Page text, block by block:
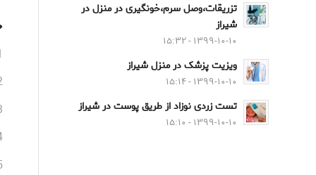
1-قبل از شروع
2-نوزاد را لخت کرده و چشم ها را با
3-دمای
4-اگر
5-اگر
تزریقات،وصل سرم،خونگیری در منزل در
شیراز
۱۳۹۹-۱۰-۱۰ - ۱۵:۳۲
ویزیت پزشک در منزل شیراز
۱۳۹۹-۱۰-۱۰ - ۱۵:۱۴
تست زردی نوزاد از طریق پوست در شیراز
۱۳۹۹-۱۰-۱۰ - ۱۵:۱۰